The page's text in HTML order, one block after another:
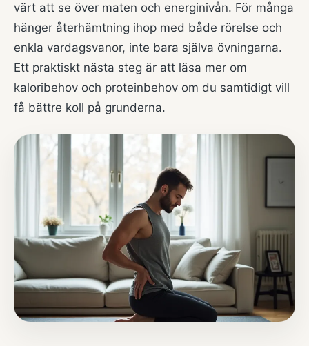
värt att se över maten och energinivån. För många
hänger återhämtning ihop med både rörelse och
enkla vardagsvanor, inte bara själva övningarna.
Ett praktiskt nästa steg är att läsa mer om
kaloribehov och proteinbehov om du samtidigt vill
få bättre koll på grunderna.